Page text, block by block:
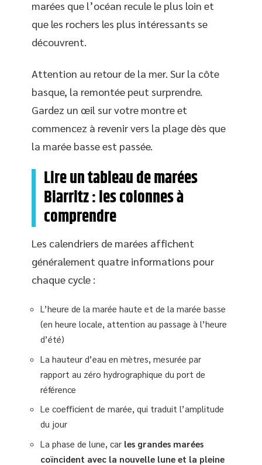
marées que l’océan recule le plus loin et
que les rochers les plus intéressants se
découvrent.
Attention au retour de la mer. Sur la côte
basque, la remontée peut surprendre.
Gardez un œil sur votre montre et
commencez à revenir vers la plage dès que
la marée basse est passée.
Lire un tableau de marées
Biarritz : les colonnes à
comprendre
Les calendriers de marées affichent
généralement quatre informations pour
chaque cycle :
L’heure de la marée haute et de la marée basse
(en heure locale, attention au passage à l’heure
d’été)
La hauteur d’eau en mètres, mesurée par
rapport au zéro hydrographique du port de
référence
Le coefficient de marée, qui traduit l’amplitude
du jour
La phase de lune, car les grandes marées
coïncident avec la nouvelle lune et la pleine